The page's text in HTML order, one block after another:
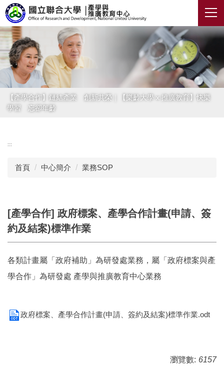
跳
到
主
要
內
容
區
【產學合作】鏈結產業 創新共榮｜【樂齡大學 x 推廣教育】快樂
學習 忘卻年齡
:::
首頁 中心簡介 業務SOP
[產學合作] 政府標案、產學合作計畫(申請、簽
約及結案)標準作業
各類計畫屬「政府補助」為研發處業務，屬「政府標案與產
學合作」為研發處 產學與推廣教育中心業務
政府標案、產學合作計畫(申請、簽約及結案)標準作業.odt
瀏覽數: 6157